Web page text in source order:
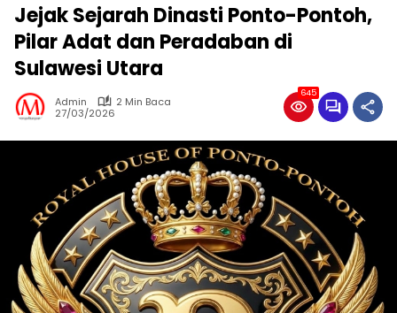
Jejak Sejarah Dinasti Ponto-Pontoh,
Pilar Adat dan Peradaban di
Sulawesi Utara
Admin
2 Min Baca
27/03/2026
645